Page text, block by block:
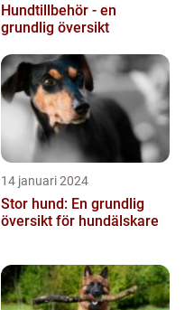
Hundtillbehör - en
grundlig översikt
14 januari 2024
Stor hund: En grundlig
översikt för hundälskare